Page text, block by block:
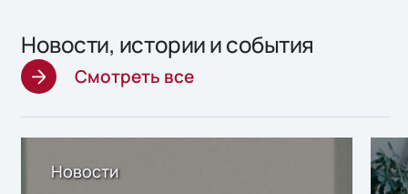
Новости, истории и события
Смотреть все
Новости